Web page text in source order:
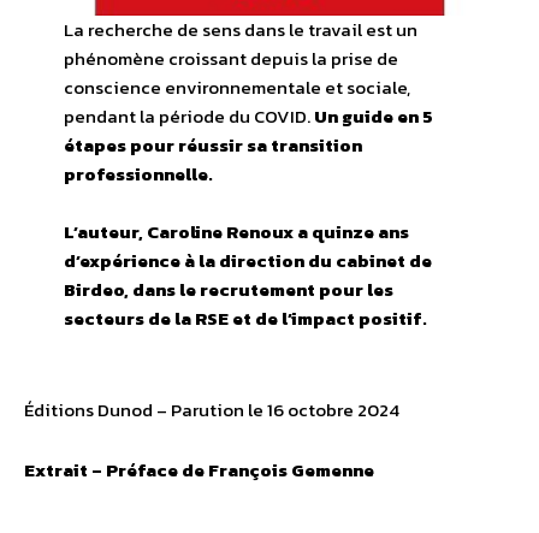
La recherche de sens dans le travail est un
phénomène croissant depuis la prise de
conscience environnementale et sociale,
pendant la période du COVID.Un guide en 5
étapes pour réussir sa transition
professionnelle.
L’auteur, Caroline Renoux a quinze ans
d’expérience à la direction du cabinet de
Birdeo, dans le recrutement pour les
secteurs de la RSE et de l’impact positif.
Éditions Dunod – Parution le 16 octobre 2024
Extrait – Préface de François Gemenne